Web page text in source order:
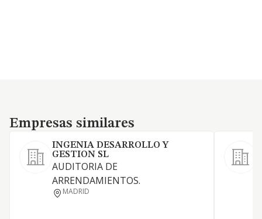
Empresas similares
Empresas similares
INGENIA DESARROLLO Y
GESTION SL
AUDITORIA DE
ARRENDAMIENTOS.
MADRID